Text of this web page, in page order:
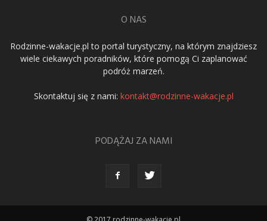
O NAS
Rodzinne-wakacje.pl to portal turystyczny, na którym znajdziesz
wiele ciekawych poradników, które pomogą Ci zaplanować
podróż marzeń.
Skontaktuj się z nami: kontakt@rodzinne-wakacje.pl
PODĄŻAJ ZA NAMI